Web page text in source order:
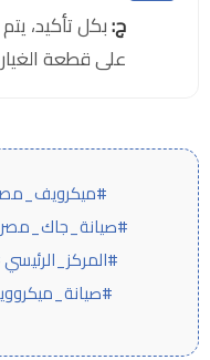
ج:بكل تأكيد،
على قطعة